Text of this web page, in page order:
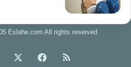
Eslahe.com All rights reserved
خوراک فیس